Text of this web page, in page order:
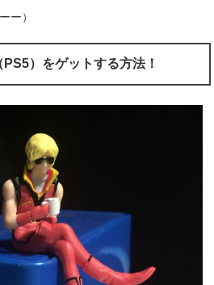
ー）
）をゲットする方法！